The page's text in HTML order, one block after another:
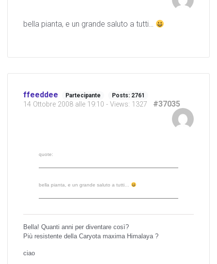
bella pianta, e un grande saluto a tutti…
ffeeddee Partecipante Posts: 2761
14 Ottobre 2008 alle 19:10 - Views: 1327 #37035
quote:
bella pianta, e un grande saluto a tutti…
Bella! Quanti anni per diventare così?
Più resistente della Caryota maxima Himalaya ?
ciao